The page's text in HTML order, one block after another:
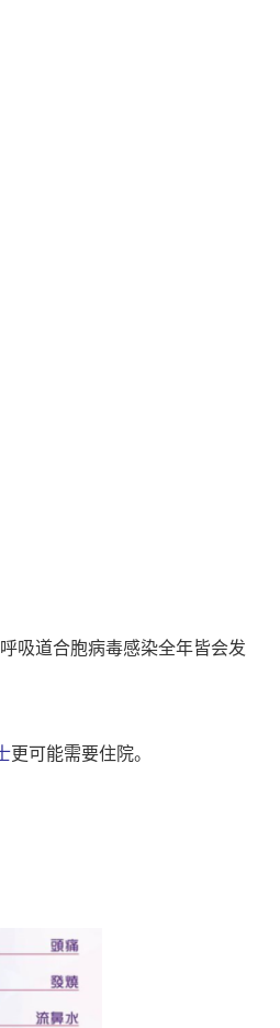
吸道合胞病毒感染全年皆会发
更可能需要住院。